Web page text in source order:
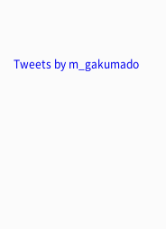
Tweets by m_gakumado